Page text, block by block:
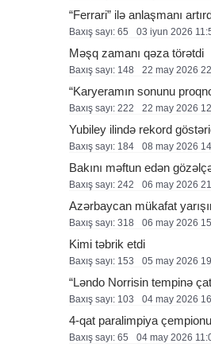
“Ferrari” ilə anlaşmanı
Baxış sayı: 65 03 i̇yun 2026
Məşq zamanı qəza törətdi
Baxış sayı: 148 22 may 2026
“Karyeramın sonunu
Baxış sayı: 222 22 may 2026
Yubiley ilində rekord
Baxış sayı: 184 08 may 2026
Bakını məftun edən
Baxış sayı: 242 06 may 2026
Azərbaycan mükafat
Baxış sayı: 318 06 may 2026
Kimi təbrik etdi
Baxış sayı: 153 05 may 2026
“Ləndo Norrisin tempinə
Baxış sayı: 103 04 may 2026
4-qat paralimpiya
Baxış sayı: 65 04 may 2026